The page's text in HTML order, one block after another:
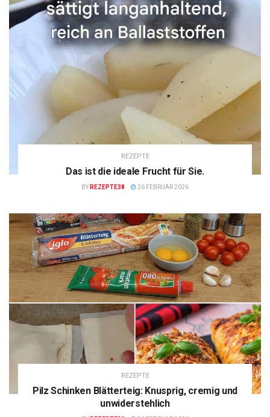
REZEPTE
Das ist die ideale Frucht für Sie.
BY REZEPTE38 26 FEBRUAR 2026
REZEPTE
Pilz Schinken Blätterteig: Knusprig, cremig und
unwiderstehlich